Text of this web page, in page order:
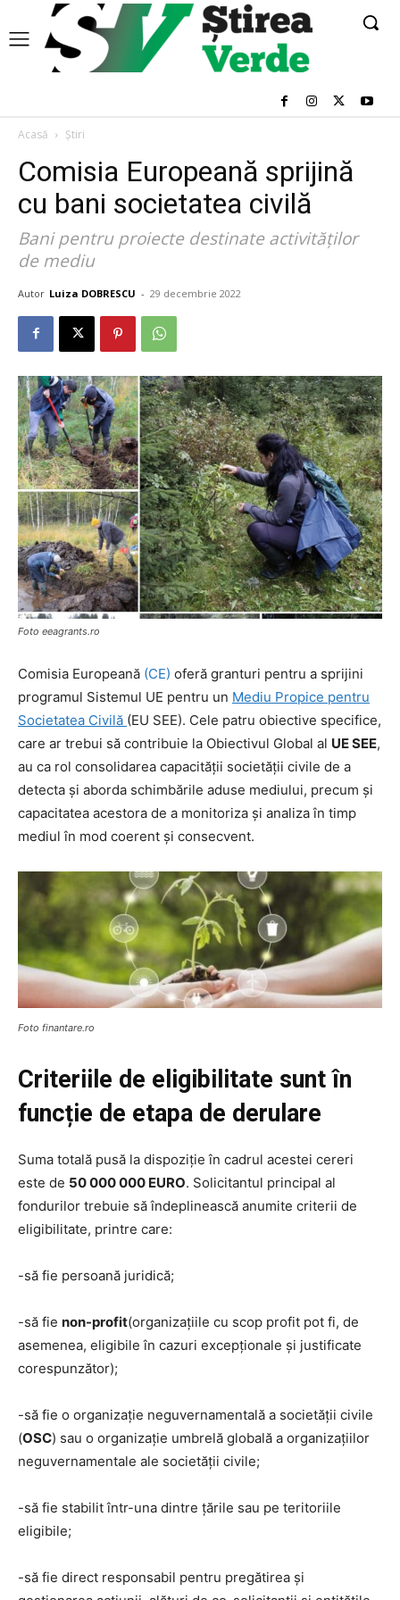
Acasă Știri
Comisia Europeană sprijină
cu bani societatea civilă
Bani pentru proiecte destinate activităților
de mediu
Autor Luiza DOBRESCU - 29 decembrie 2022
Foto eeagrants.ro
Comisia Europeană (CE) oferă granturi pentru a sprijini
programul Sistemul UE pentru un Mediu Propice pentru
Societatea Civilă (EU SEE). Cele patru obiective specifice,
care ar trebui să contribuie la Obiectivul Global al UE SEE,
au ca rol consolidarea capacității societății civile de a
detecta și aborda schimbările aduse mediului, precum și
capacitatea acestora de a monitoriza și analiza în timp
mediul în mod coerent și consecvent.
Foto finantare.ro
Criteriile de eligibilitate sunt în
funcție de etapa de derulare
Suma totală pusă la dispoziție în cadrul acestei cereri
este de 50 000 000 EURO. Solicitantul principal al
fondurilor trebuie să îndeplinească anumite criterii de
eligibilitate, printre care:
-să fie persoană juridică;
-să fie non-profit(organizațiile cu scop profit pot fi, de
asemenea, eligibile în cazuri excepționale și justificate
corespunzător);
-să fie o organizație neguvernamentală a societății civile
(OSC) sau o organizație umbrelă globală a organizațiilor
neguvernamentale ale societății civile;
-să fie stabilit într-una dintre țările sau pe teritoriile
eligibile;
-să fie direct responsabil pentru pregătirea și